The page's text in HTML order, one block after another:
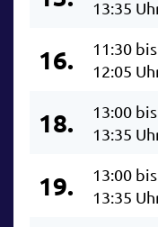
13:35
16.
11:30 bis
12:05
18.
13:00 bis
13:35
19.
13:00 bis
13:35